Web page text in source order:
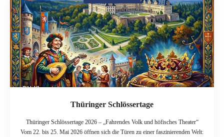
Thüringer Schlössertage
Thüringer Schlössertage 2026 – „Fahrendes Volk und höfisches Theater“
Vom 22. bis 25. Mai 2026 öffnen sich die Türen zu einer faszinierenden Welt: